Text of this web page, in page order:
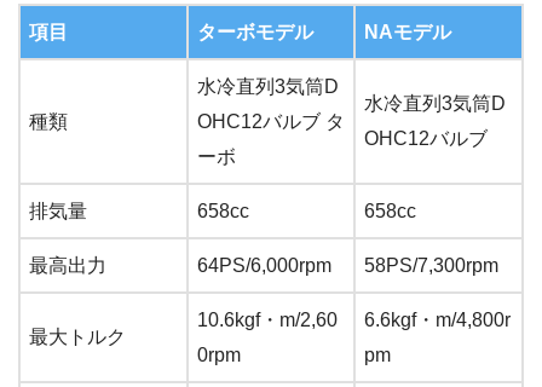
項目 ターボモデル NAモデル
種類
水冷直列3気筒D
OHC12バルブ タ
ーボ
水冷直列3気筒D
OHC12バルブ
排気量 658cc 658cc
最高出力 64PS/6,000rpm 58PS/7,300rpm
最大トルク
10.6kgf・m/2,60
0rpm
6.6kgf・m/4,800r
pm